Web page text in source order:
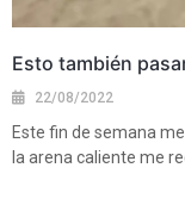
Esto también
22/08/2022
Este fin de semana
la arena caliente me